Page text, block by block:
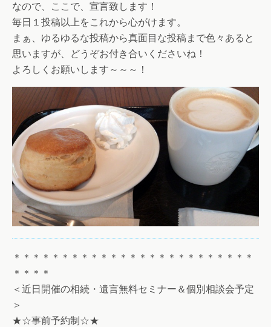
なので、ここで、宣言致します！
毎日１投稿以上をこれから心がけます。
まぁ、ゆるゆるな投稿から真面目な投稿まで色々あると
思いますが、どうぞお付き合いくださいね！
よろしくお願いします～～～！
＊＊＊＊＊＊＊＊＊＊＊＊＊＊＊＊＊＊＊＊＊＊＊＊＊
＊＊＊＊
＜近日開催の相続・遺言無料セミナー＆個別相談会予定
＞
★☆事前予約制☆★